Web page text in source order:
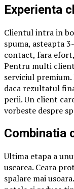
Experienta
Clientul intra in
spuma, asteapta
contact, fara
Pentru multi
serviciul
daca rezultatul
perii. Un client
vorbeste despre
Combinatia
Ultima etapa a
uscarea. Ceara
spalare mai